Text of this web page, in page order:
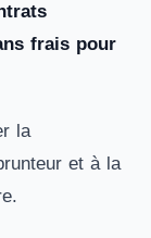
frais pour
la
et à la